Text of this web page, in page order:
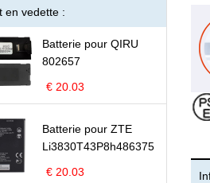
en vedette :
Batterie pour QIRU
802657
€ 20.03
Batterie pour ZTE
Li3830T43P8h486375
€ 20.03